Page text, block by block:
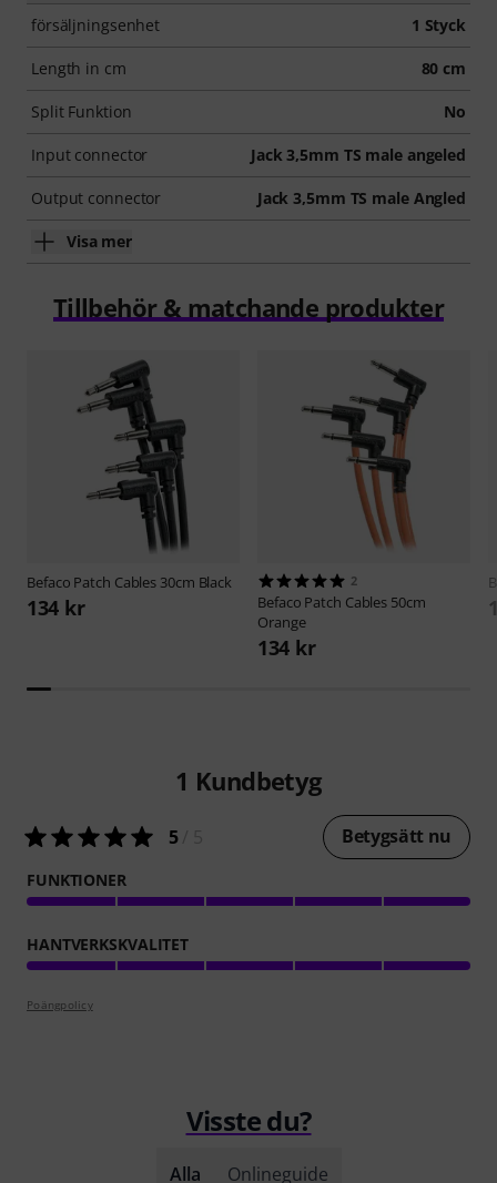
försäljningsenhet 1 Styck
Length in cm 80 cm
Split Funktion No
Input connector Jack 3,5mm TS male angeled
Output connector Jack 3,5mm TS male Angled
Visa mer
Tillbehör & matchande produkter
Befaco Patch Cables 30cm Black
134 kr
2
Befaco Patch Cables 50cm
Orange
134 kr
1 Kundbetyg
5/ 5 Betygsätt nu
FUNKTIONER
HANTVERKSKVALITET
Poängpolicy
Visste du?
Alla Onlineguide